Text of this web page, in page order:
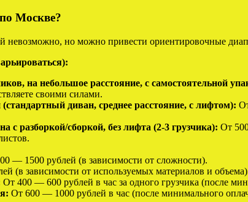
Москве?
невозможно, но можно привести ориентировочные
на небольшое расстояние, с самостоятельной
своими силами.
диван, среднее расстояние, с лифтом):
с разборкой/сборкой, без лифта (2-3 грузчика): От
— 1500 рублей (в зависимости от сложности).
(в зависимости от используемых материалов и
От 400 — 600 рублей в час за одного грузчика (после
От 600 — 1000 рублей в час (после минимального